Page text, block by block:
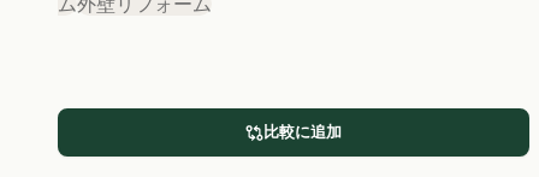
比較に追加